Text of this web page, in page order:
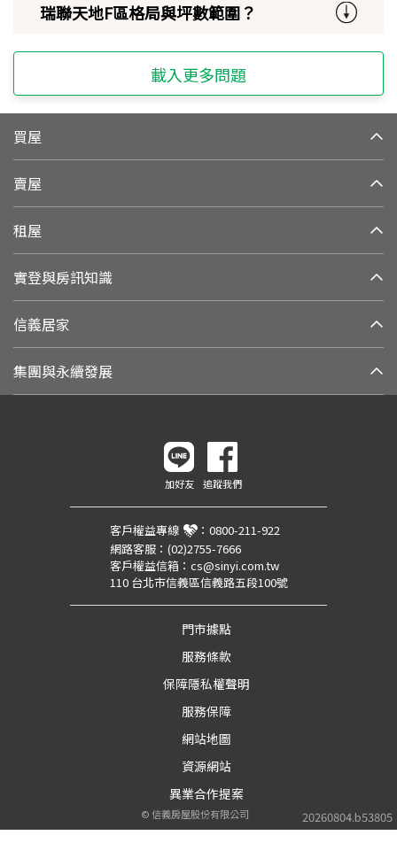
瑞聯天地F區格局與坪數範圍？
載入更多問題
買屋
賣屋
租屋
實登與房訊知識
信義居家
集團與永續發展
20260804.b53805
加好友 追蹤我們
客戶權益專線 ： 0800-211-922
網路客服： (02)2755-7666
客戶權益信箱： cs@sinyi.com.tw
110 台北市信義區信義路五段100號
門市據點
服務條款
保障隱私權聲明
服務保障
網站地圖
資源網站
異業合作提案
©信義房屋股份有限公司